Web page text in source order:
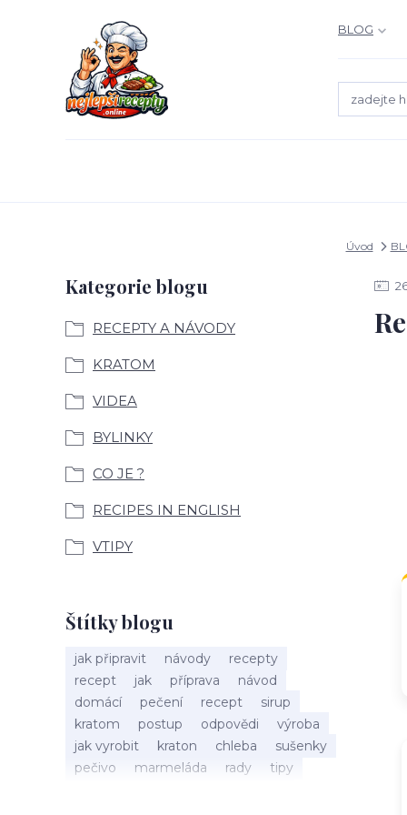
BLOG
Úvod
Kategorie blogu
RECEPTY A NÁVODY
KRATOM
VIDEA
BYLINKY
CO JE ?
RECIPES IN ENGLISH
VTIPY
Štítky blogu
jak připravit návody
recepty
recept
jak příprava
návod
domácí
pečení recept
sirup
kratom
postup odpovědi
výroba
jak vyrobit
kraton chleba
sušenky
pečivo
marmeláda rady
tipy